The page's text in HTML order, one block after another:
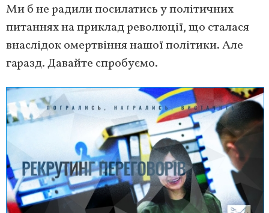
Ми б не радили посилатись у політичних
питаннях на приклад революції, що сталася
внаслідок омертвіння нашої політики. Але
гаразд. Давайте спробуємо.